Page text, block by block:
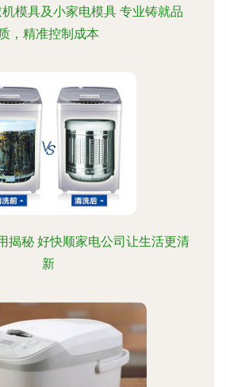
模具及小家电模具 专业铸就品
质，精准控制成本
揭秘 好快顺家电公司让生活更清
新